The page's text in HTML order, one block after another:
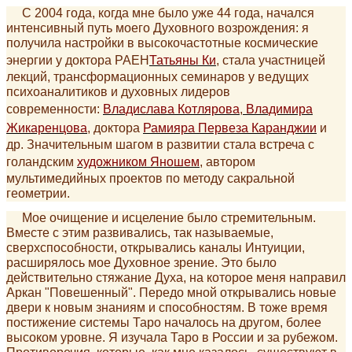
С 2004 года, когда мне было уже 44 года, начался
интенсивный путь моего Духовного возрождения: я
получила настройки в высокочастотные космические
энергии у доктора РАЕНТатьяны Ки, стала участницей
лекций, трансформационных семинаров у ведущих
психоаналитиков и духовных лидеров
современности: Владислава Котлярова, Владимира
Жикаренцова, доктора Рамияра Первеза Каранджии и
др. Значительным шагом в развитии стала встреча с
голандским художником Яношем, автором
мультимедийных проектов по методу сакральной
геометрии.
Мое очищение и исцеление было стремительным.
Вместе с этим развивались, так называемые,
сверхспособности, открывались каналы Интуиции,
расширялось мое Духовное зрение. Это было
действительно стяжание Духа, на которое меня направил
Аркан "Повешенный". Передо мной открывались новые
двери к новым знаниям и способностям. В тоже время
постижение системы Таро началось на другом, более
высоком уровне. Я изучала Таро в России и за рубежом.